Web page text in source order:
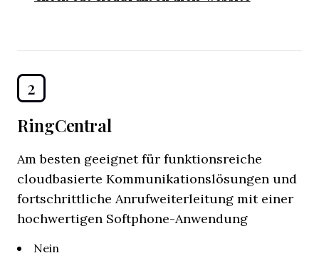
2
RingCentral
Am besten geeignet für funktionsreiche
cloudbasierte Kommunikationslösungen und
fortschrittliche Anrufweiterleitung mit einer
hochwertigen Softphone-Anwendung
Nein